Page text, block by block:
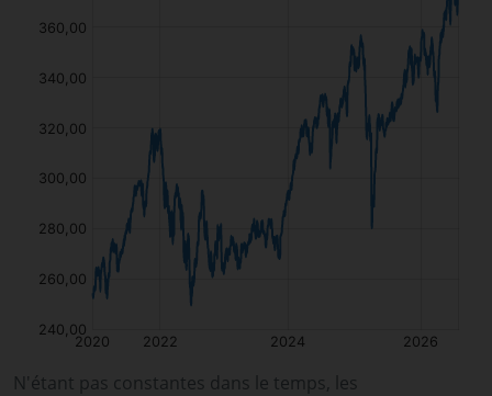
N'étant pas constantes dans le temps, les